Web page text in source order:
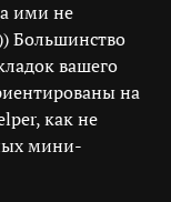
ими не
Большинство
вашего
на
как не
мини-